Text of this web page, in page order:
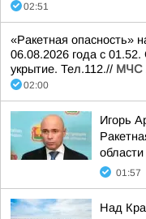
02:51
«Ракетная опасность»
06.08.2026 года с
укрытие. Тел.112.// МЧС
02:00
Игорь
области
01:57
Над